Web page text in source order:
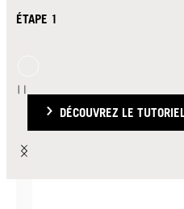
ÉTAPE 1
DÉCOUVREZ LE